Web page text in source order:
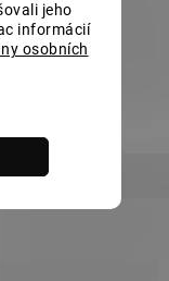
jeho
informácií
osobních